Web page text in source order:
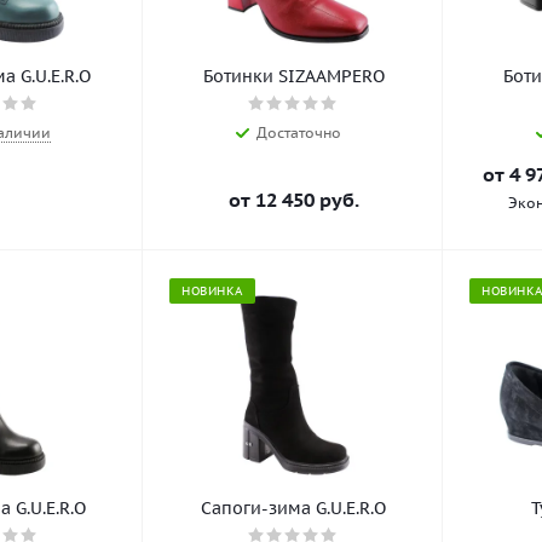
G.U.E.R.O Ботинки SIZAAMPERO
Достаточно
от 12 450 руб.
от 4
НОВИНКА
Сапоги-зима G.U.E.R.O
НОВИНКА